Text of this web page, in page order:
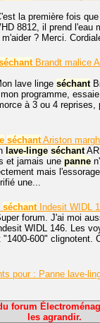
la première fois
8812, il prend l'eau
? Merci.
Brandt malice
lave linge séchant
programme,
à 3 ou 4
séchantAriston
lave-linge séchant
et jamais une panne
mais
une...
séchantIndesit WIDL
forum. J'ai moi
WIDL 146. Les
600" clignotent.
pour : Panne lave-
forum
les agrandir.